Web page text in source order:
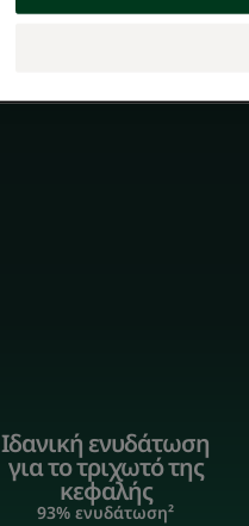
Ιδανική ενυδάτωση
για το τριχωτό της
κεφαλής
93% ενυδάτωση²